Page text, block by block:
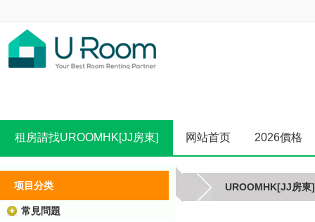
租房請找UROOMHK[JJ房東] 网站首页 2026價格
项目分类
常見問題
UROOMHK[JJ房東]